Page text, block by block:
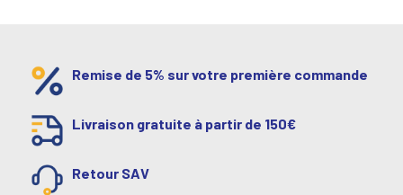
Remise de 5% sur votre première commande
Livraison gratuite à partir de 150€
Retour SAV